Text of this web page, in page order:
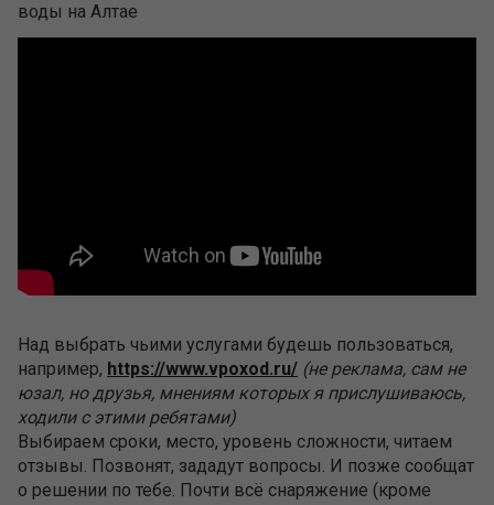
воды на Алтае
Над выбрать чьими услугами будешь пользоваться,
например, https://www.vpoxod.ru/ (не реклама, сам не
юзал, но друзья, мнениям которых я прислушиваюсь,
ходили с этими ребятами)
Выбираем сроки, место, уровень сложности, читаем
отзывы. Позвонят, зададут вопросы. И позже сообщат
о решении по тебе. Почти всё снаряжение (кроме